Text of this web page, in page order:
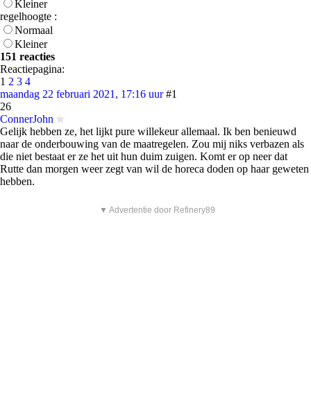
Kleiner
regelhoogte :
Normaal
Kleiner
151 reacties
Reactiepagina:
1 2 3 4
maandag 22 februari 2021, 17:16 uur #1
26
ConnerJohn
Gelijk hebben ze, het lijkt pure willekeur allemaal. Ik ben benieuwd
naar de onderbouwing van de maatregelen. Zou mij niks verbazen als
die niet bestaat er ze het uit hun duim zuigen. Komt er op neer dat
Rutte dan morgen weer zegt van wil de horeca doden op haar geweten
hebben.
▼ Advertentie door Refinery89